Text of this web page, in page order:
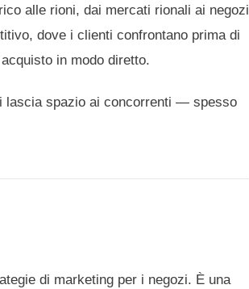
alle rioni, dai mercati rionali ai negozi
dove i clienti confrontano prima di
in modo diretto.
lascia spazio ai concorrenti — spesso
di marketing per i negozi. È una